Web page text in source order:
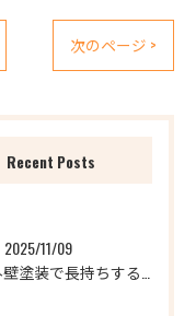
次のページ >
Recent Posts
2025/11/09